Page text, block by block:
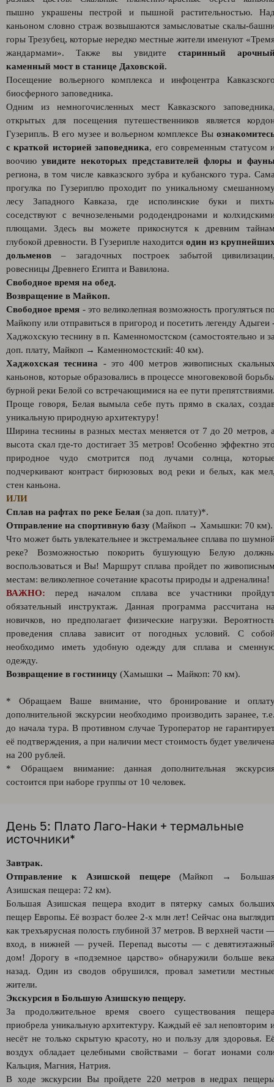
пышно украшены пестрой и пышной растительностью.
каньоном словно страж возвышаются замысловатые скалы-
горы Трезубец, которые нередко местные жители именуют
жандармами». Также вы увидите старинный
каменный мост в станице Даховской.
Посещение вольерного комплекса и инфоцентра
биосферного заповедника.
Одним из немногочисленных мест Кавказского
открытых для посещения путешественников является
Гузерипль. В его музее и вольерном комплексе Вы
с краткой историей заповедника, его современным статусом
воочию увидите некоторых представителей флоры и
региона, в том числе кавказского зубра и кубанского тура.
прогулка по Гузериплю проходит по уникальному
лесу Западного Кавказа, где исполинские буки и
соседствуют с вечнозелеными рододендронами и
плющами. Здесь вы можете прикоснутся к древним
глубокой древности. В Гузерипле находится один из
дольменов – загадочных построек забытой
ровесницы Древнего Египта и Вавилона.
Свободное время на обед.
Возвращение в Майкоп.
Свободное время - это великолепная возможность прогуляться
Майкопу или отправиться в пригород и посетить легенду Адыгеи
Хаджохскую теснину в п. Каменномостском (самостоятельно и
доп. плату, Майкоп → Каменномостский: 40 км).
Хаджохская теснина - это 400 метров живописных
каньонов, которые образовались в процессе многовековой
бурной реки Белой со встречающимися на ее пути
Проще говоря, Белая вымыла себе путь прямо в скалах,
уникальную природную архитектуру!
Ширина теснины в разных местах меняется от 7 до 20 метров,
высота скал где-то достигает 35 метров! Особенно эффектно
природное чудо смотрится под лучами солнца,
подчеркивают контраст бирюзовых вод реки и белых, как
стен каньона.
ИЛИ
Сплав на рафтах по реке Белая (за доп. плату)*.
Отправление на спортивную базу (Майкоп → Хамышки: 70 км).
Что может быть увлекательнее и экстремальнее сплава по
реке? Возможностью покорить бушующую Белую
воспользоваться и Вы! Маршрут сплава пройдет по
местам: великолепное сочетание красоты природы и адреналина!
ВАЖНО: перед началом сплава все участники
обязательный инструктаж. Данная программа рассчитана
новичков, но предполагает физические нагрузки.
проведения сплава зависит от погодных условий. С
необходимо иметь удобную одежду для сплава и
одежду.
Возвращение в гостиницу (Хамышки → Майкоп: 70 км).
* Обращаем Ваше внимание, что бронирование и
дополнительной экскурсии необходимо производить заранее,
до начала тура. В противном случае Туроператор не
её подтверждения, а при наличии мест стоимость будет
на 200 рублей.
* Обращаем внимание: данная дополнительная
состоится при наборе группы от 10 человек.
День 5: Плато Лаго-Наки + термальные
источники*
Завтрак.
Отправление к Азишской пещере(Майкоп →
Азишская пещера: 72 км).
Большая Азишская пещера входит в пятерку самых
пещер Европы. Её возраст более 2-х млн лет! Сейчас она
как трехъярусная полость глубиной 37 метров. В верхней части
вход, в нижней — ручей. Перепад высоты — с
дом! Дорогу в «подземное царство» обнаружили больше
назад. Один из сводов обрушился, провал заметили
жители.
Экскурсия в Большую Азишскую пещеру.
За продолжительное время своего существования
приобрела уникальную архитектуру. Каждый её зал неповторим
несёт не только скрытую красоту, но и пользу для здоровья.
воздух обладает целебными свойствами – богат ионами
Кальция, Магния, Натрия.
В ходе экскурсии Вы пройдете 220 метров в недрах